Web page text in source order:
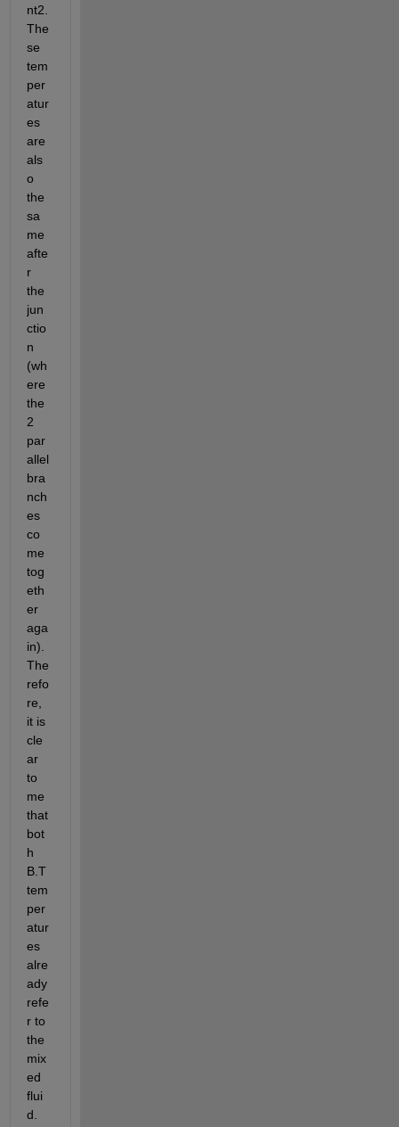
nt2.
The
se
tem
per
atur
es
are
als
o
the
sa
me
afte
r
the
jun
ctio
n
(wh
ere
the
2
par
allel
bra
nch
es
co
me
tog
eth
er
aga
in).
The
refo
re,
it is
cle
ar
to
me
that
bot
h
B.T
tem
per
atur
es
alre
ady
refe
r to
the
mix
ed
flui
d.